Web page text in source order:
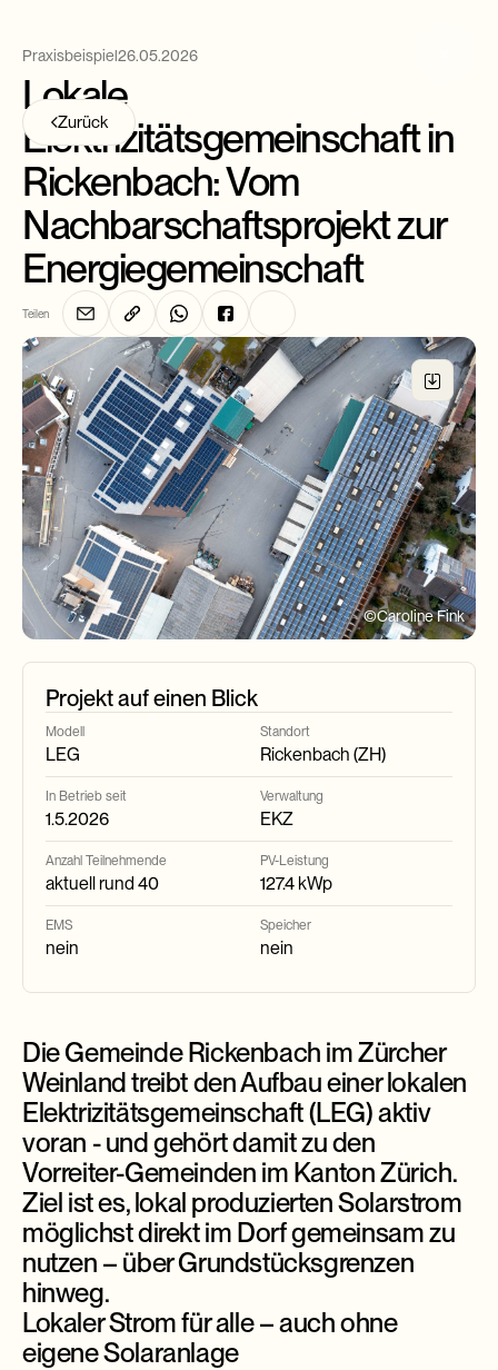
Zurück
Praxisbeispiel26.05.2026
Lokale
Elektrizitätsgemeinschaft in
Rickenbach: Vom
Nachbarschaftsprojekt zur
Energiegemeinschaft
Teilen
©Caroline Fink
Projekt auf einen Blick
Modell
LEG
Standort
Rickenbach (ZH)
In Betrieb seit
1.5.2026
Verwaltung
EKZ
Anzahl Teilnehmende
aktuell rund 40
PV-Leistung
127.4 kWp
EMS
nein
Speicher
nein
Die Gemeinde Rickenbach im Zürcher
Weinland treibt den Aufbau einer lokalen
Elektrizitätsgemeinschaft (LEG) aktiv
voran - und gehört damit zu den
Vorreiter-Gemeinden im Kanton Zürich.
Ziel ist es, lokal produzierten Solarstrom
möglichst direkt im Dorf gemeinsam zu
nutzen – über Grundstücksgrenzen
hinweg.
Lokaler Strom für alle – auch ohne
eigene Solaranlage